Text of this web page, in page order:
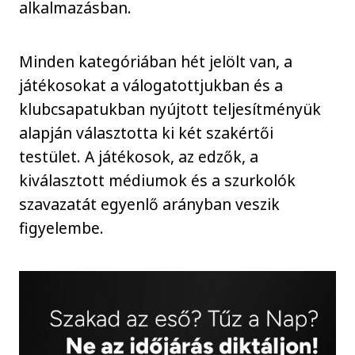
alkalmazásban.
Minden kategóriában hét jelölt van, a
játékosokat a válogatottjukban és a
klubcsapatukban nyújtott teljesítményük
alapján választotta ki két szakértői
testület. A játékosok, az edzők, a
kiválasztott médiumok és a szurkolók
szavazatát egyenlő arányban veszik
figyelembe.